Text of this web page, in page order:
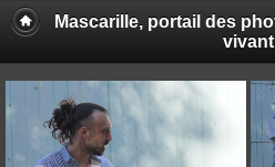
Mascarille, portail des
vivant